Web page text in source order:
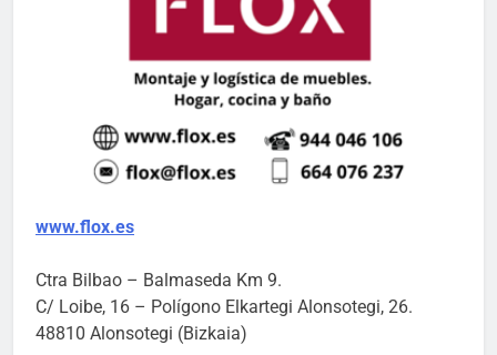
www.flox.es
Ctra Bilbao – Balmaseda Km 9.
C/ Loibe, 16 – Polígono Elkartegi Alonsotegi, 26.
48810 Alonsotegi (Bizkaia)